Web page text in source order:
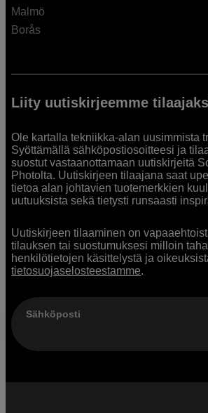
Malmö
Borås
Liity uutiskirjeemme
Ole kartalla tekniikka-alan uusimmista
Syöttämällä sähköpostiosoitteesi ja
suostut vastaanottamaan uutiskirjeitä
Photolta. Uutiskirjeen tilaajana saat
tietoa alan johtavien tuotemerkkien
uutuuksista sekä tietysti runsaasti
Uutiskirjeen tilaaminen on
tilauksen tai suostumuksesi milloin
henkilötietojen käsittelystä ja
tietosuojaselosteestamme.
Sähköposti